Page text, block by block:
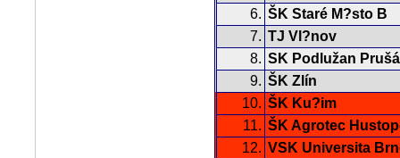
6. ŠK Staré M?sto B
7. TJ Vl?nov
8. SK Podlužan
9. ŠK Zlín
10. ŠK Ku?im
11. ŠK Agrotec
12. VSK Universita